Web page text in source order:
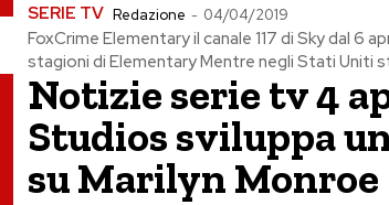
SERIE TV Redazione - 04/04/2019
FoxCrime Elementary il canale 117 di Sky dal 6
stagioni di Elementary Mentre negli Stati Uniti
Notizie serie tv 4
Studios sviluppa
su Marilyn Monroe